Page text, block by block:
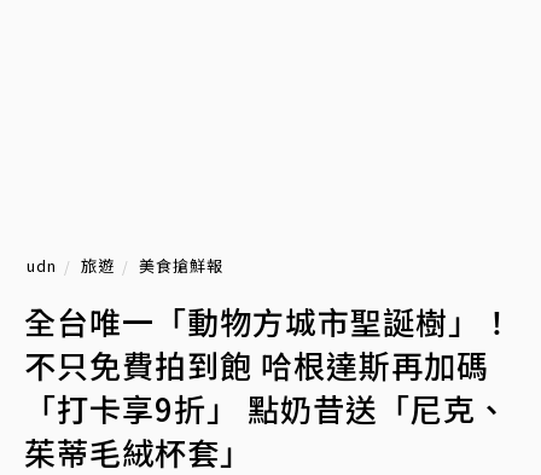
udn 旅遊 美食搶鮮報
全台唯一「動物方城市聖誕樹」！
不只免費拍到飽 哈根達斯再加碼
「打卡享9折」 點奶昔送「尼克、
茱蒂毛絨杯套」